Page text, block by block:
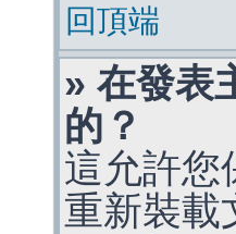
回頂端
» 在發表
的？
這允許您
重新裝載